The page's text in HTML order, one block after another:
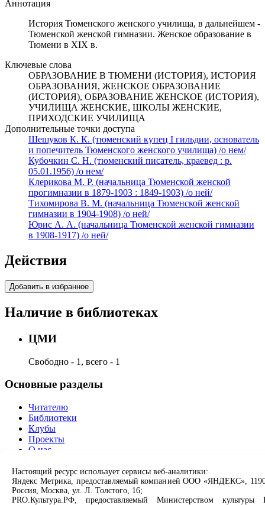
Аннотация
История Тюменского женского училища, в дальнейшем -
Тюменской женской гимназии. Женское образование в
Тюмени в XIX в.
Ключевые слова
ОБРАЗОВАНИЕ В ТЮМЕНИ (ИСТОРИЯ), ИСТОРИЯ
ОБРАЗОВАНИЯ, ЖЕНСКОЕ ОБРАЗОВАНИЕ
(ИСТОРИЯ), ОБРАЗОВАНИЕ ЖЕНСКОЕ (ИСТОРИЯ),
УЧИЛИЩА ЖЕНСКИЕ, ШКОЛЫ ЖЕНСКИЕ,
ПРИХОДСКИЕ УЧИЛИЩА
Дополнительные точки доступа
Шешуков К. К. (тюменский купец I гильдии, основатель
и попечитель Тюменского женского училища) /о нем/
Кубочкин С. Н. (тюменский писатель, краевед : р.
05.01.1956) /о нем/
Клерикова М. Р. (начальница Тюменской женской
прогимназии в 1879-1903 : 1849-1903) /о ней/
Тихомирова В. М. (начальница Тюменской женской
гимназии в 1904-1908) /о ней/
Юрис А. А. (начальница Тюменской женской гимназии
в 1908-1917) /о ней/
Действия
Добавить в избранное
Наличие в библиотеках
ЦМИ
Свободно - 1, всего - 1
Основные разделы
Читателю
Библиотеки
Клубы
Проекты
О нас
Сервисы
Настоящий ресурс использует сервисы веб-аналитики:
Яндекс Метрика, предоставляемый компанией ООО «ЯНДЕКС»,
Россия, Москва, ул. Л. Толстого, 16;
PRO.Культура.РФ, предоставляемый Министерством культуры